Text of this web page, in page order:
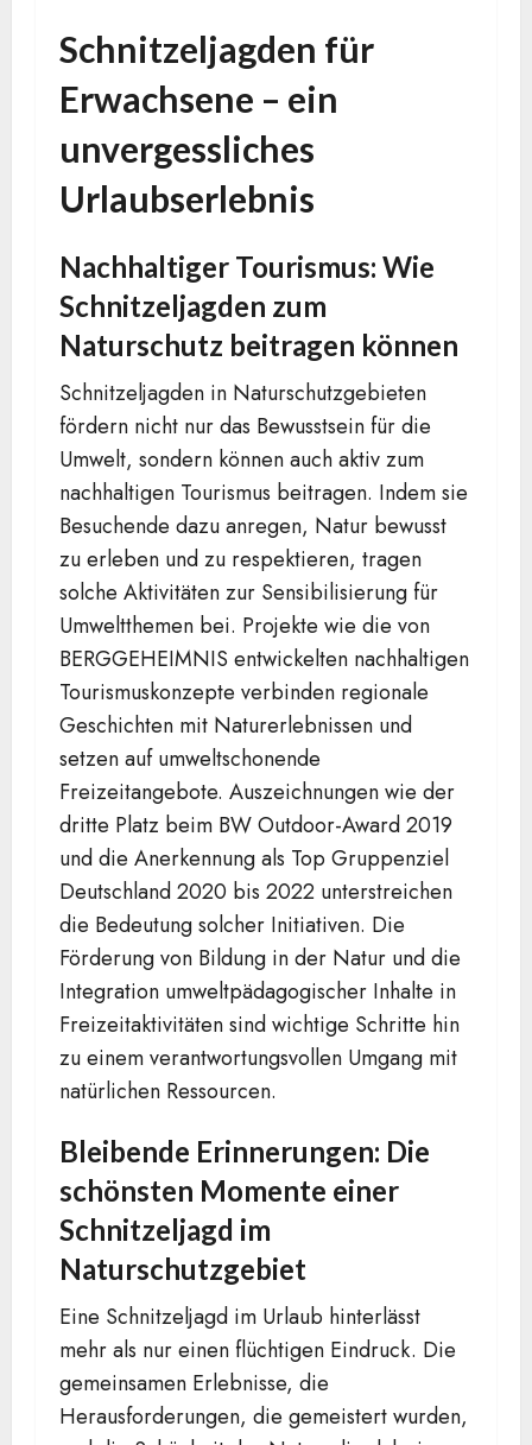
Schnitzeljagden für
Erwachsene – ein
unvergessliches
Urlaubserlebnis
Nachhaltiger Tourismus: Wie
Schnitzeljagden zum
Naturschutz beitragen können
Schnitzeljagden in Naturschutzgebieten
fördern nicht nur das Bewusstsein für die
Umwelt, sondern können auch aktiv zum
nachhaltigen Tourismus beitragen. Indem sie
Besuchende dazu anregen, Natur bewusst
zu erleben und zu respektieren, tragen
solche Aktivitäten zur Sensibilisierung für
Umweltthemen bei. Projekte wie die von
BERGGEHEIMNIS entwickelten nachhaltigen
Tourismuskonzepte verbinden regionale
Geschichten mit Naturerlebnissen und
setzen auf umweltschonende
Freizeitangebote. Auszeichnungen wie der
dritte Platz beim BW Outdoor-Award 2019
und die Anerkennung als Top Gruppenziel
Deutschland 2020 bis 2022 unterstreichen
die Bedeutung solcher Initiativen. Die
Förderung von Bildung in der Natur und die
Integration umweltpädagogischer Inhalte in
Freizeitaktivitäten sind wichtige Schritte hin
zu einem verantwortungsvollen Umgang mit
natürlichen Ressourcen.
Bleibende Erinnerungen: Die
schönsten Momente einer
Schnitzeljagd im
Naturschutzgebiet
Eine Schnitzeljagd im Urlaub hinterlässt
mehr als nur einen flüchtigen Eindruck. Die
gemeinsamen Erlebnisse, die
Herausforderungen, die gemeistert wurden,